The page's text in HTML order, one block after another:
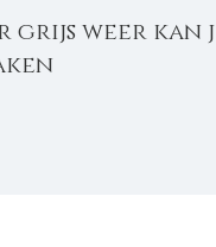
grijs weer kan